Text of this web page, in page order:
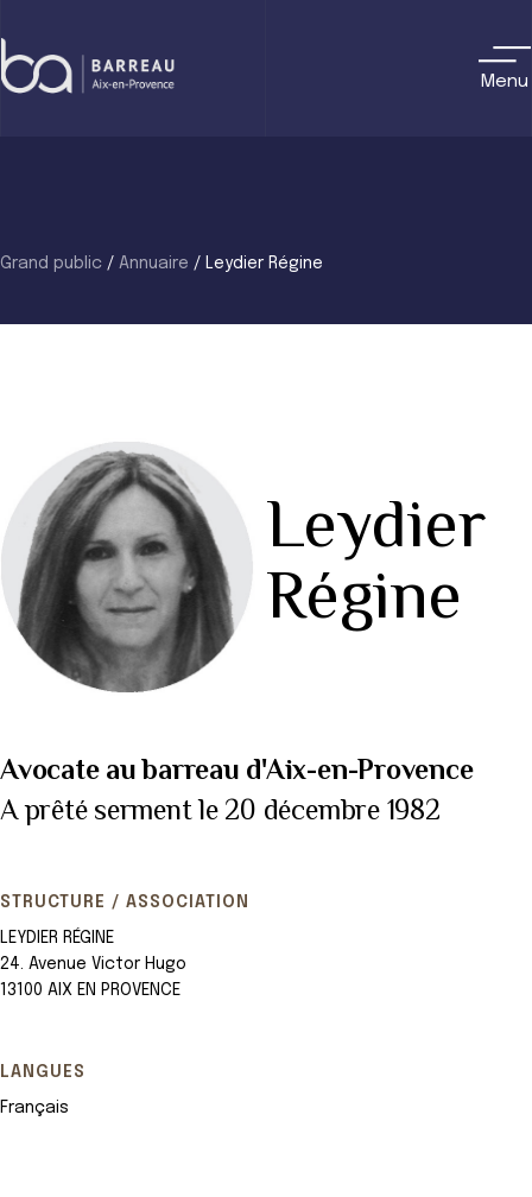
to
content
Menu
Grand public / Annuaire / Leydier Régine
Leydier
Régine
Avocate au barreau d'Aix-en-Provence
A prêté serment le 20 décembre 1982
STRUCTURE / ASSOCIATION
LEYDIER RÉGINE
24. Avenue Victor Hugo
13100 AIX EN PROVENCE
LANGUES
Français